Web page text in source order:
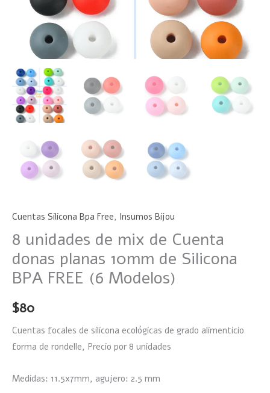
Cuentas Silicona Bpa Free, Insumos Bijou
8 unidades de mix de Cuenta
donas planas 10mm de Silicona
BPA FREE (6 Modelos)
$80
Cuentas focales de silicona ecológicas de grado alimenticio
forma de rondelle, Precio por 8 unidades
Medidas: 11.5x7mm, agujero: 2.5 mm
Modelos)